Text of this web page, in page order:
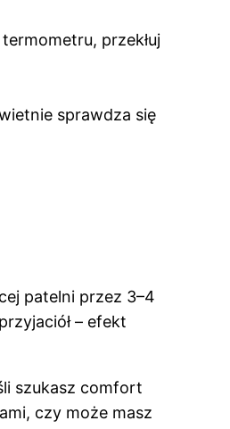
przekłuj
sprawdza się
patelni przez 3–4
– efekt
szukasz comfort
czy może masz